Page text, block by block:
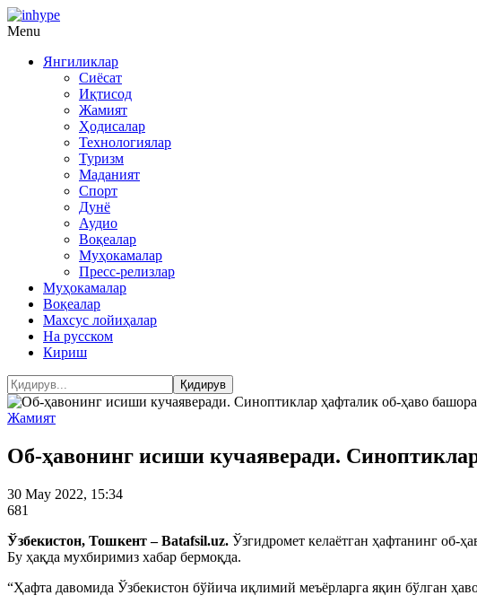
Menu
Янгиликлар
Сиёсат
Иқтисод
Жамият
Ҳодисалар
Технологиялар
Туризм
Маданият
Спорт
Дунё
Аудио
Воқеалар
Муҳокамалар
Пресс-релизлар
Муҳокамалар
Воқеалар
Махсус лойиҳалар
На русском
Кириш
Жамият
Об-ҳавонинг исиши кучаяверади.
30 May 2022, 15:34
681
Ўзбекистон, Тошкент – Batafsil.uz. Ўзгидромет келаётган ҳафтанинг об-
Бу ҳақда мухбиримиз хабар бермоқда.
“Ҳафта давомида Ўзбекистон бўйича иқлимий меъёрларга яқин бўлган